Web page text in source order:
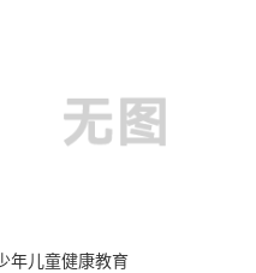
年儿童健康教育